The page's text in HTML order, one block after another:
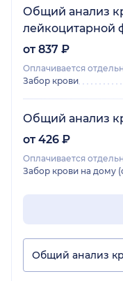
Общий анализ
лейкоцитарной
от 837 ₽
Оплачивается
Забор крови
Общий анализ
от 426 ₽
Оплачивается
Забор крови на дому
Общий анализ